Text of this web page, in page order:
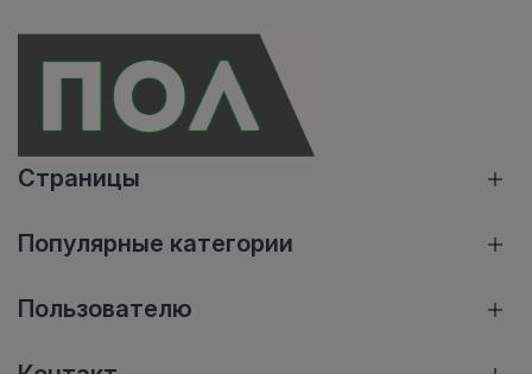
Страницы
Популярные категории
Пользователю